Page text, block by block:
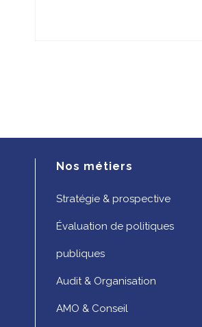
Nos métiers
Stratégie & prospective
Évaluation de politiques
publiques
Audit & Organisation
AMO & Conseil